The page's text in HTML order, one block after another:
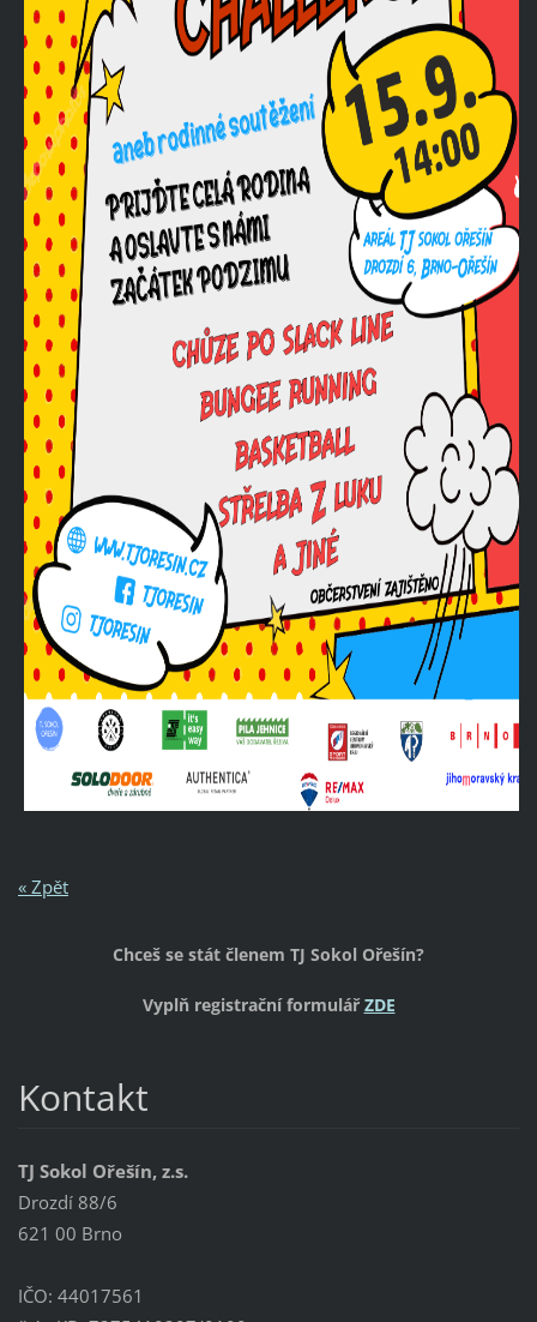
« Zpět
Chceš se stát členem TJ Sokol Ořešín?
Vyplň registrační formulářZDE
Kontakt
TJ Sokol Ořešín, z.s.
Drozdí 88/6
621 00 Brno
IČO: 44017561